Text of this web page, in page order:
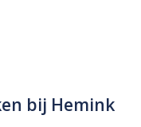
bij Hemink